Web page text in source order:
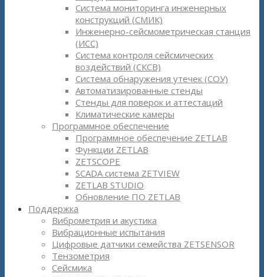
Система мониторинга инженерных
конструкций (СМИК)
Инженерно-сейсмометрическая станция
(ИСС)
Система контроля сейсмических
воздействий (СКСВ)
Система обнаружения утечек (СОУ)
Автоматизированные стенды
Стенды для поверок и аттестаций
Климатические камеры
Программное обеспечение
Программное обеспечение ZETLAB
Функции ZETLAB
ZETSCOPE
SCADA система ZETVIEW
ZETLAB STUDIO
Обновление ПО ZETLAB
Поддержка
Виброметрия и акустика
Вибрационные испытания
Цифровые датчики семейства ZETSENSOR
Тензометрия
Сейсмика